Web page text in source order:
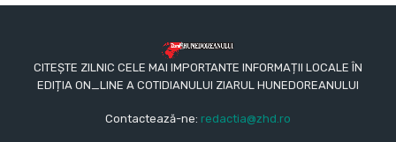
CITEȘTE ZILNIC CELE MAI IMPORTANTE INFORMAȚII LOCALE ÎN
EDIȚIA ON_LINE A COTIDIANULUI ZIARUL HUNEDOREANULUI
Contactează-ne: redactia@zhd.ro